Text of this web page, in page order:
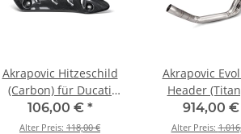
Akrapovic Hitzeschild
(Carbon) für Ducati
Monster 821 - BJ. 2014
> 2020 (P-HSD12E1)
106,00 € *
Alter Preis: 118,00 €
Akrapovic
Header
Ducati Monster
BJ. 2017 >
914,00 €
Alter Preis: